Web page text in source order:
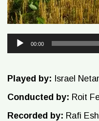
Audio
Player
00:00
Played by: Israel
Conducted by: Roit
Recorded by: Rafi